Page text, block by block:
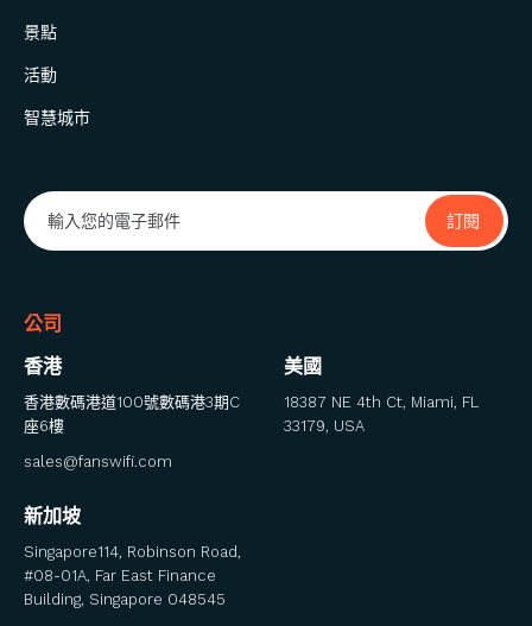
景點
活動
智慧城市
公司
香港
香港數碼港道100號數碼港3期C
座6樓
sales@fanswifi.com
美國
18387 NE 4th Ct, Miami, FL
33179, USA
新加坡
Singapore114, Robinson Road,
#08-01A, Far East Finance
Building, Singapore 048545